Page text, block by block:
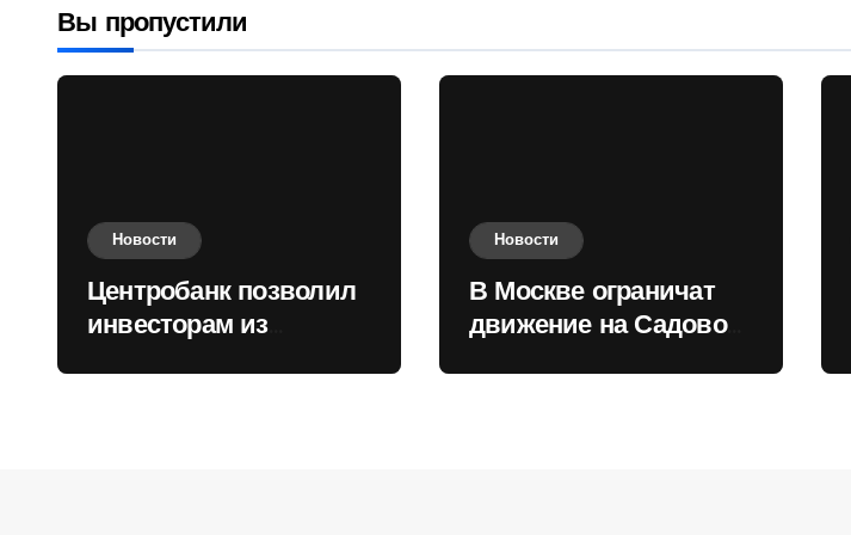
Вы пропустили
Новости
Центробанк позволил
инвесторам из
Новости
В Москве ограничат
движение на Садовом